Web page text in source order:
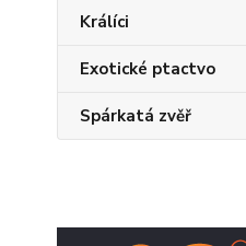
Králíci
Exotické ptactvo
Spárkatá zvěř